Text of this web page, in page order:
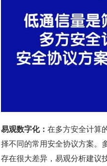
易观数字化： 在多方安全计算
择不同的常用安全协议方案。
存在很大差异，易观分析建议